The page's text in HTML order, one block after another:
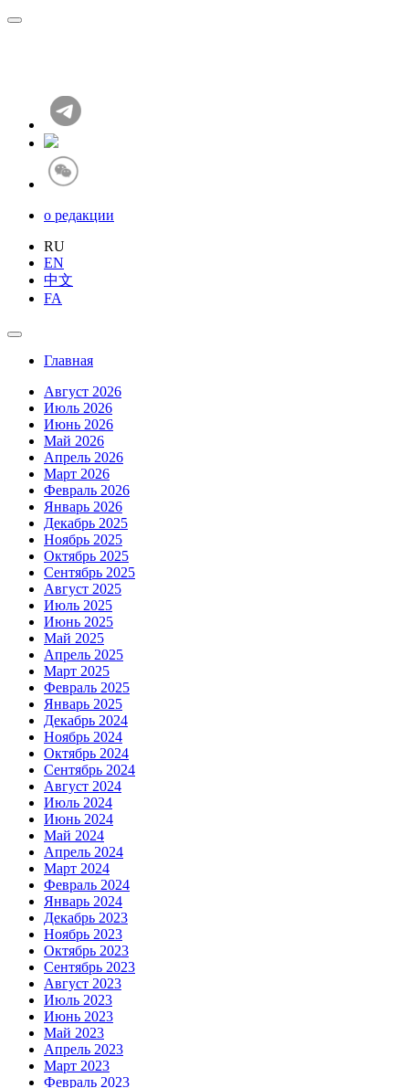
о редакции
RU
EN
中文
FA
Главная
Август 2026
Июль 2026
Июнь 2026
Май 2026
Апрель 2026
Март 2026
Февраль 2026
Январь 2026
Декабрь 2025
Ноябрь 2025
Октябрь 2025
Сентябрь 2025
Август 2025
Июль 2025
Июнь 2025
Май 2025
Апрель 2025
Март 2025
Февраль 2025
Январь 2025
Декабрь 2024
Ноябрь 2024
Октябрь 2024
Сентябрь 2024
Август 2024
Июль 2024
Июнь 2024
Май 2024
Апрель 2024
Март 2024
Февраль 2024
Январь 2024
Декабрь 2023
Ноябрь 2023
Октябрь 2023
Сентябрь 2023
Август 2023
Июль 2023
Июнь 2023
Май 2023
Апрель 2023
Март 2023
Февраль 2023